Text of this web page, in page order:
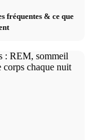
fréquentes & ce que